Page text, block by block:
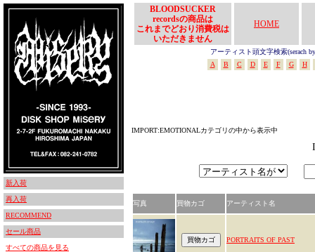
新入荷
再入荷
RECOMMEND
セール商品
すべての商品を見る
BLOODSUCKER
recordsの商品は
これまでどおり消費税は
いただきません
HOME
アーティスト頭文字検索(serach
A
B C D E F G H
IMPORT:EMOTIONALカテゴリの中から表示中
写真 買物カゴ アーティスト名
PORTRAITS OF PAST